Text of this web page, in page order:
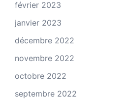
février 2023
janvier 2023
décembre 2022
novembre 2022
octobre 2022
septembre 2022